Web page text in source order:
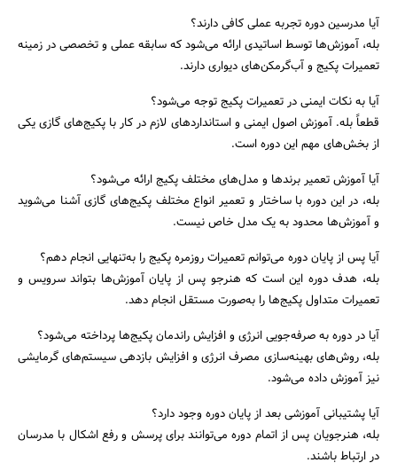
آیا مدرسین دوره تجربه عملی کافی دارند؟
بله، آموزش‌ها توسط اساتیدی ارائه می‌شود که سابقه عملی و تخصصی در زمینه
تعمیرات پکیج و آب‌گرمکن‌های دیواری دارند.
آیا به نکات ایمنی در تعمیرات پکیج توجه می‌شود؟
قطعاً بله. آموزش اصول ایمنی و استانداردهای لازم در کار با پکیج‌های گازی یکی
از بخش‌های مهم این دوره است.
آیا آموزش تعمیر برندها و مدل‌های مختلف پکیج ارائه می‌شود؟
بله، در این دوره با ساختار و تعمیر انواع مختلف پکیج‌های گازی آشنا می‌شوید
و آموزش‌ها محدود به یک مدل خاص نیست.
آیا پس از پایان دوره می‌توانم تعمیرات روزمره پکیج را به‌تنهایی انجام دهم؟
بله، هدف دوره این است که هنرجو پس از پایان آموزش‌ها بتواند سرویس و
تعمیرات متداول پکیج‌ها را به‌صورت مستقل انجام دهد.
آیا در دوره به صرفه‌جویی انرژی و افزایش راندمان پکیج‌ها پرداخته می‌شود؟
بله، روش‌های بهینه‌سازی مصرف انرژی و افزایش بازدهی سیستم‌های گرمایشی
نیز آموزش داده می‌شود.
آیا پشتیبانی آموزشی بعد از پایان دوره وجود دارد؟
بله، هنرجویان پس از اتمام دوره می‌توانند برای پرسش و رفع اشکال با مدرسان
در ارتباط باشند.